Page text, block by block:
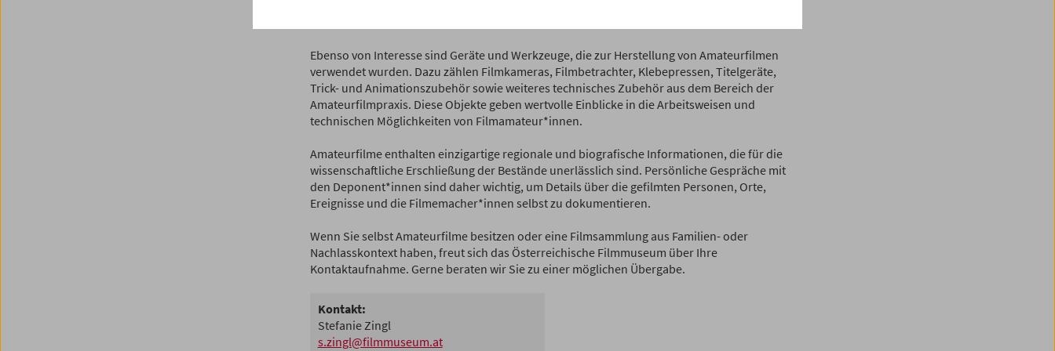
Ebenso von Interesse sind Geräte und Werkzeuge, die zur Herstellung von Amateurfilmen
verwendet wurden. Dazu zählen Filmkameras, Filmbetrachter, Klebepressen, Titelgeräte,
Trick- und Animationszubehör sowie weiteres technisches Zubehör aus dem Bereich der
Amateurfilmpraxis. Diese Objekte geben wertvolle Einblicke in die Arbeitsweisen und
technischen Möglichkeiten von Filmamateur*innen.
Amateurfilme enthalten einzigartige regionale und biografische Informationen, die für die
wissenschaftliche Erschließung der Bestände unerlässlich sind. Persönliche Gespräche mit
den Deponent*innen sind daher wichtig, um Details über die gefilmten Personen, Orte,
Ereignisse und die Filmemacher*innen selbst zu dokumentieren.
Wenn Sie selbst Amateurfilme besitzen oder eine Filmsammlung aus Familien- oder
Nachlasskontext haben, freut sich das Österreichische Filmmuseum über Ihre
Kontaktaufnahme. Gerne beraten wir Sie zu einer möglichen Übergabe.
Kontakt:
Stefanie Zingl
s.zingl@filmmuseum.at